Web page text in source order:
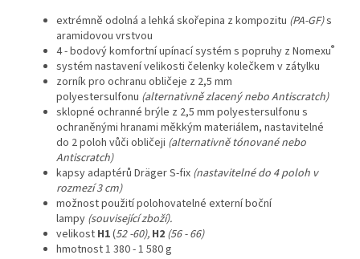
extrémně odolná a lehká skořepina z kompozitu (PA-GF)s
aramidovou vrstvou
4 - bodový komfortní upínací systém s popruhy z Nomexu®
systém nastavení velikosti čelenky kolečkem v zátylku
zorník pro ochranu obličeje z 2,5 mm
polyestersulfonu (alternativně zlacený nebo Antiscratch)
sklopné ochranné brýle z 2,5 mm polyestersulfonu s
ochraněnými hranami měkkým materiálem, nastavitelné
do 2 poloh vůči obličeji (alternativně tónované nebo
Antiscratch)
kapsy adaptérů Dräger S-fix (nastavitelné do 4 poloh v
rozmezí 3 cm)
možnost použití polohovatelné externí boční
lampy (související zboží).
velikost H1(52 -60), H2 (56 - 66)
hmotnost 1 380 - 1 580 g